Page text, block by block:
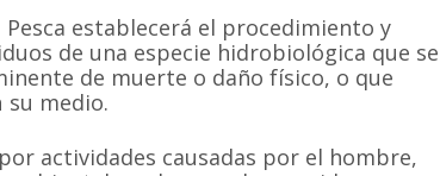
establecerá el procedimiento y
de una especie hidrobiológica que se
de muerte o daño físico, o que
medio.
actividades causadas por el hombre,